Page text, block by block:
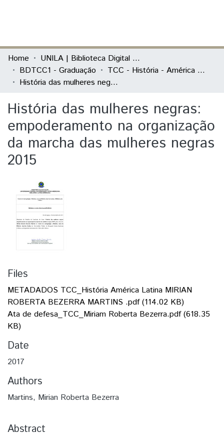
Communities & Collections
All of DSpace
Home
UNILA | Biblioteca Digital de Trabalhos de Conclusão de Curso
BDTCC1 - Graduação
TCC - História - América Latina
História das mulheres negras: empoderamento na organização da marcha das mulheres negras 2015
História das mulheres negras:
empoderamento na organização
da marcha das mulheres negras
2015
Files
METADADOS TCC_História América Latina MIRIAN
ROBERTA BEZERRA MARTINS .pdf(114.02 KB)
Ata de defesa_TCC_Miriam Roberta Bezerra.pdf(618.35
KB)
Date
2017
Authors
Martins, Mirian Roberta Bezerra
Abstract